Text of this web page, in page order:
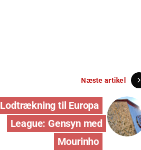
Næste artikel
Lodtrækning til Europa
League: Gensyn med
Mourinho